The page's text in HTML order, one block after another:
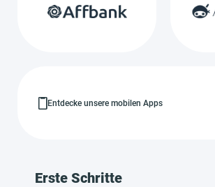
Entdecke unsere mobilen Apps
Erste Schritte